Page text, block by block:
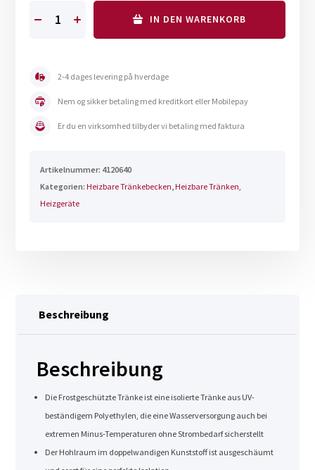
Frostgeschützte
640
Menge
IN DEN WARENKORB
2-4 dages levering på hverdage
Nem og sikker betaling med kreditkort eller Mobilepay
Er du en virksomhed tilbyder vi betaling med faktura
Artikelnummer: 4120640
Kategorien:Heizbare Tränkebecken ,Heizbare Tränken,
Heizgeräte
Beschreibung
Beschreibung
Die Frostgeschützte Tränke ist eine isolierte Tränke aus UV-
beständigem Polyethylen, die eine Wasserversorgung auch bei
extremen Minus-Temperaturen ohne Strombedarf sicherstellt
Der Hohlraum im doppelwandigen Kunststoff ist ausgeschäumt